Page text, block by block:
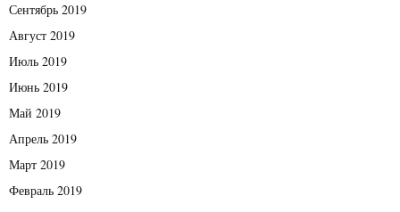
Сентябрь 2019
Август 2019
Июль 2019
Июнь 2019
Май 2019
Апрель 2019
Март 2019
Февраль 2019